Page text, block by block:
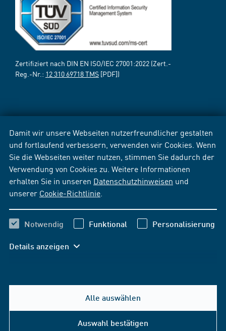
Damit wir unsere Webseiten nutzerfreundlicher gestalten
und fortlaufend verbessern, verwenden wir Cookies. Wenn
Sie die Webseiten weiter nutzen, stimmen Sie dadurch der
Verwendung von Cookies zu. Weitere Informationen
erhalten Sie in unseren Datenschutzhinweisen und
unserer Cookie-Richtlinie
Notwendig Funktional Personalisierung
Details anzeigen
Alle auswählen
Auswahl bestätigen
Zertifiziert nach DIN EN ISO/IEC 27001:2022 (Zert.-
Reg.-Nr.: 12 310 69718 TMS [PDF])